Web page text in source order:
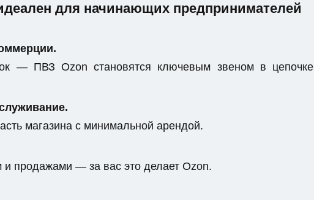
для начинающих предпринимателей
— ПВЗ Ozon становятся ключевым звеном в цепочке
магазина с минимальной арендой.
и продажами — за вас это делает Ozon.